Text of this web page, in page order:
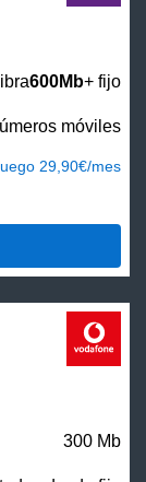
600Mb+ fijo
móviles
29,90€/mes
300 Mb